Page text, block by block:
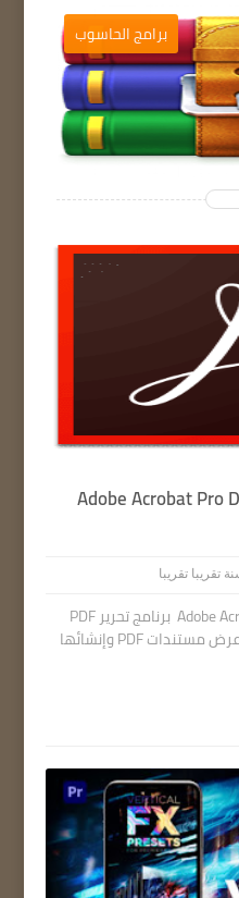
برامج الحاسوب
Adobe Acrobat Pro
تقريبا تقريبا
الأكثر شهرة في العالم. يتيح لك عرض مستندات PDF وإنشائها